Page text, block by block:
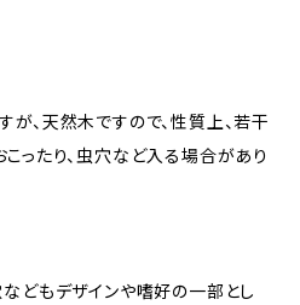
が、天然木ですので、性質上、若干
ったり、虫穴など入る場合があり
などもデザインや嗜好の一部とし